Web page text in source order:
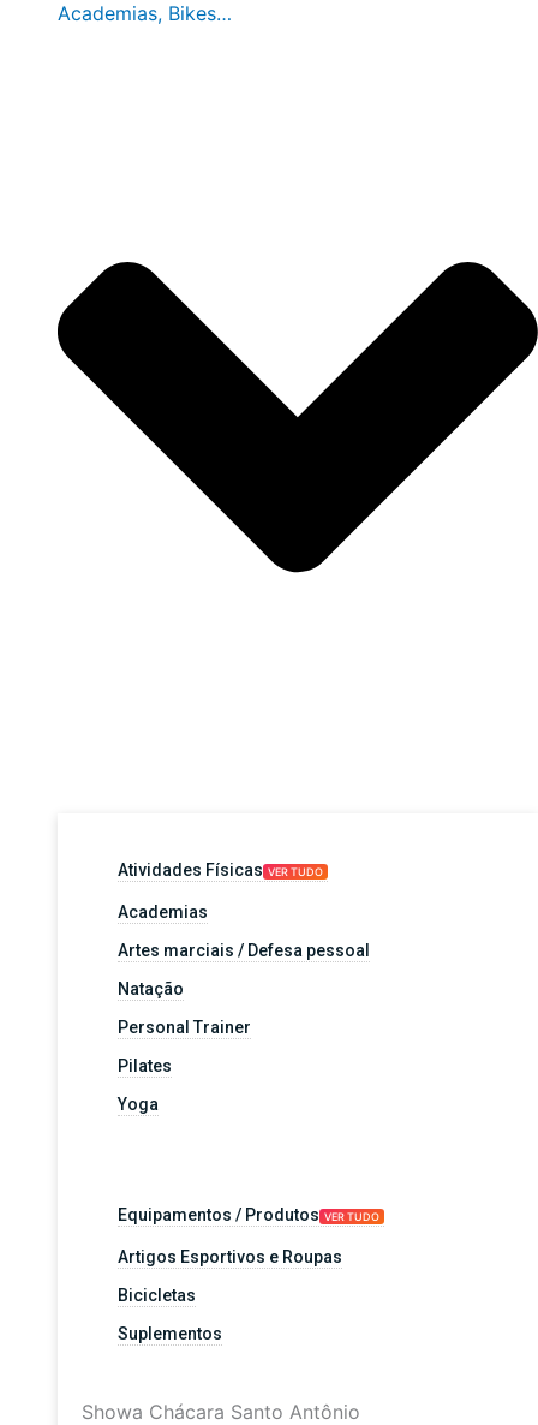
Academias, Bikes…
Atividades Físicas VER TUDO
Academias
Artes marciais / Defesa pessoal
Natação
Personal Trainer
Pilates
Yoga
Equipamentos / Produtos VER TUDO
Artigos Esportivos e Roupas
Bicicletas
Suplementos
Showa Chácara Santo Antônio